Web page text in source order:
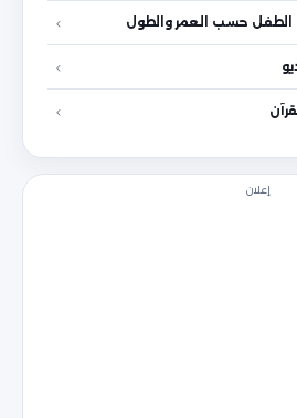
حسب العمر والطول
إعلان